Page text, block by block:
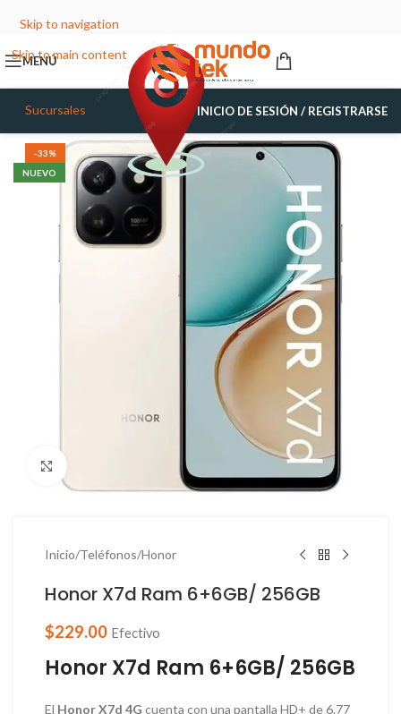
Skip to navigation
Skip to main content
MENÚ
Sucursales INICIO DE SESIÓN / REGISTRARSE
-33%
NUEVO
Haga Click para agrandar
Inicio/Teléfonos/Honor
Honor X7d Ram 6+6GB/ 256GB
$229.00 Efectivo
Honor X7d Ram 6+6GB/ 256GB
El Honor X7d 4G cuenta con una pantalla HD+ de 6.77